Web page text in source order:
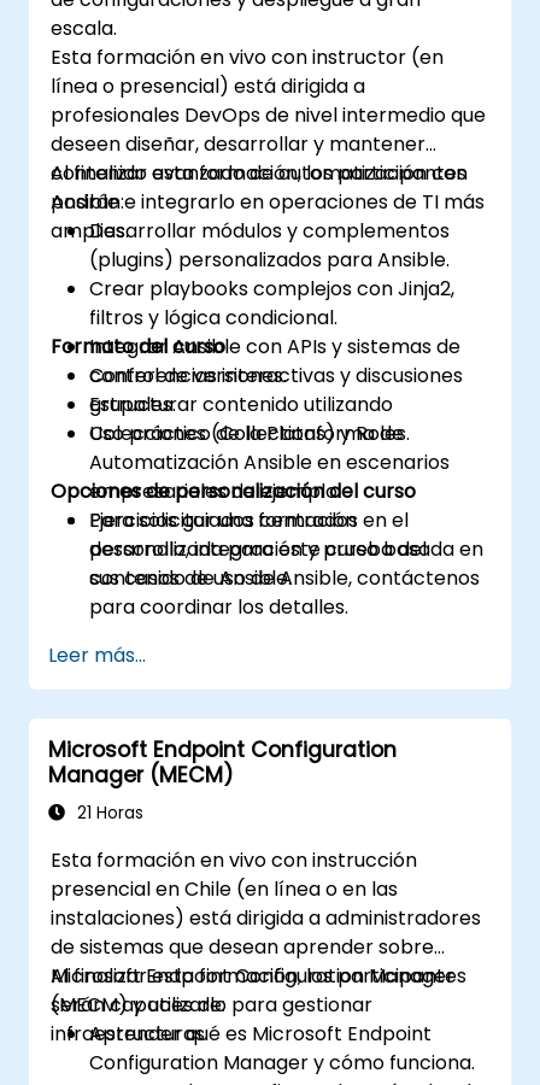
escala.
Esta formación en vivo con instructor (en
línea o presencial) está dirigida a
profesionales DevOps de nivel intermedio que
deseen diseñar, desarrollar y mantener
contenido avanzado de automatización con
Ansible e integrarlo en operaciones de TI más
amplias.
Al finalizar esta formación, los participantes
podrán:
Desarrollar módulos y complementos
(plugins) personalizados para Ansible.
Crear playbooks complejos con Jinja2,
filtros y lógica condicional.
Integrar Ansible con APIs y sistemas de
control de versiones.
Estructurar contenido utilizando
Colecciones (Collections) y Roles.
Formato del curso
Conferencias interactivas y discusiones
grupales.
Uso práctico de la Plataforma de
Automatización Ansible en escenarios
empresariales de ejemplo.
Ejercicios guiados centrados en el
desarrollo, integración y prueba del
contenido de Ansible.
Opciones de personalización del curso
Para solicitar una formación
personalizada para este curso basada en
sus casos de uso de Ansible, contáctenos
para coordinar los detalles.
Leer más...
Microsoft Endpoint Configuration
Manager (MECM)
21 Horas
Esta formación en vivo con instrucción
presencial en Chile (en línea o en las
instalaciones) está dirigida a administradores
de sistemas que desean aprender sobre
Microsoft Endpoint Configuration Manager
(MECM) y utilizarlo para gestionar
infraestructuras.
Al finalizar esta formación, los participantes
serán capaces de:
Aprender qué es Microsoft Endpoint
Configuration Manager y cómo funciona.